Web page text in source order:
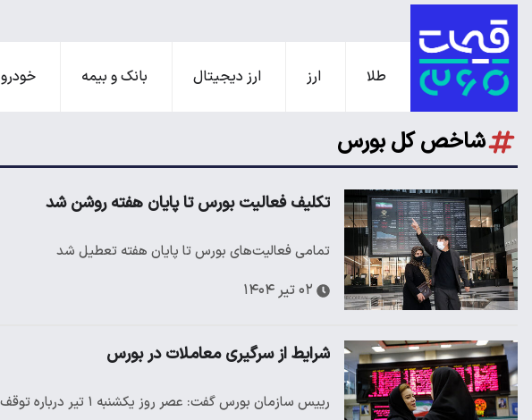
طلا ارز ارز دیجیتال بانک و بیمه خودرو
شاخص کل بورس
تکلیف فعالیت بورس تا پایان هفته روشن شد
تمامی فعالیت‌های بورس تا پایان هفته تعطیل شد
۰۲ تیر ۱۴۰۴
شرایط از سرگیری معاملات در بورس
رییس سازمان بورس گفت: عصر روز یکشنبه ۱ تیر درباره توقف یا از سرگیری معاملات در بازار سهام تصمیم خواهیم گرفت